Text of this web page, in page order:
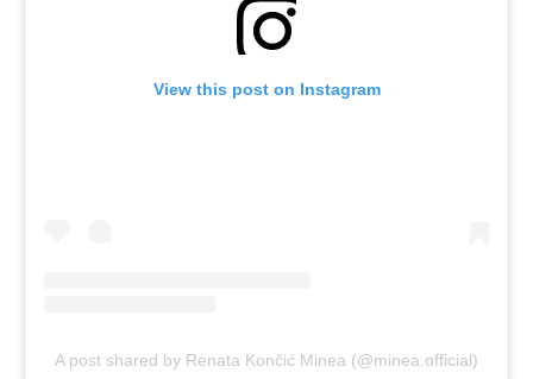
View this post on Instagram
A post shared by Renata Končić Minea (@minea.official)